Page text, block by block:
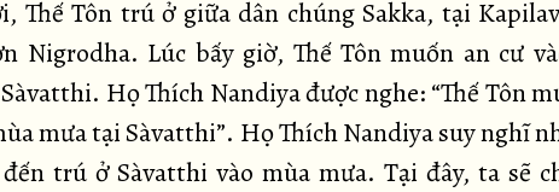
Thế Tôn trú ở giữa dân chúng Sakka, tại
Nigrodha. Lúc bấy giờ, Thế Tôn muốn an cư
Họ Thích Nandiya được nghe: “Thế Tôn
mưa tại Sàvatthi”. Họ Thích Nandiya suy nghĩ
đến trú ở Sàvatthi vào mùa mưa. Tại đây, ta sẽ